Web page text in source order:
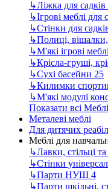
↳Ліжка для садків
↳Ігрові меблі для
↳Стінки для
↳Полиці,
↳М'які ігрові меблі
↳Крісла-груші,
↳Сухі басейни 25
↳Килимки
↳М'які модулі
Показати всі
Металеві меблі
Для дитячих
Меблі для
↳Лавки, стільці
↳Стінки
↳Парти НУШ 4
↳Парти шкільні,